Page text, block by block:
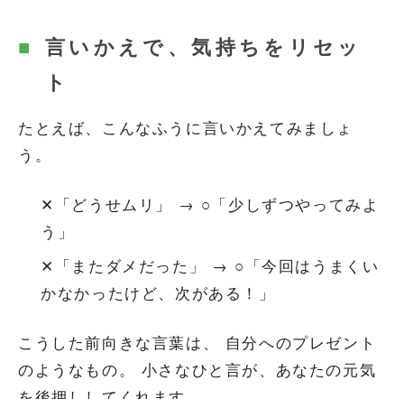
言いかえで、気持ちをリセッ
ト
たとえば、こんなふうに言いかえてみましょ
う。
✕「どうせムリ」 → ○「少しずつやってみよ
う」
✕「またダメだった」 → ○「今回はうまくい
かなかったけど、次がある！」
こうした前向きな言葉は、 自分へのプレゼント
のようなもの。 小さなひと言が、あなたの元気